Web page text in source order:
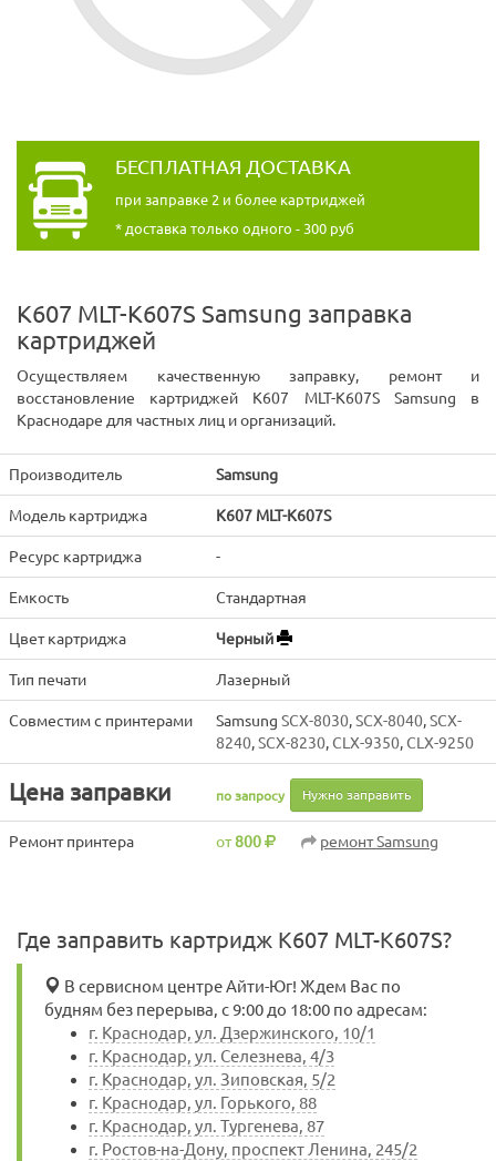
БЕСПЛАТНАЯ ДОСТАВКА
при заправке 2 и более картриджей
* доставка только одного - 300 руб
K607 MLT-K607S Samsung заправка
картриджей
Осуществляем качественную заправку, ремонт и
восстановление картриджей K607 MLT-K607S Samsung в
Краснодаре для частных лиц и организаций.
Производитель Samsung
Модель картриджа K607 MLT-K607S
Ресурс картриджа -
Емкость Стандартная
Цвет картриджа Черный
Тип печати Лазерный
Совместим с принтерами Samsung SCX-8030,SCX-8040,SCX-
8240,SCX-8230,CLX-9350,CLX-9250
Цена заправки по запросу Нужно заправить
Ремонт принтера от800 ремонт Samsung
Где заправить картридж K607 MLT-K607S?
В сервисном центре Айти-Юг! Ждем Вас по
будням без перерыва, с 9:00 до 18:00 по адресам:
г. Краснодар, ул. Дзержинского, 10/1
г. Краснодар, ул. Селезнева, 4/3
г. Краснодар, ул. Зиповская, 5/2
г. Краснодар, ул. Горького, 88
г. Краснодар, ул. Тургенева, 87
г. Ростов-на-Дону, проспект Ленина, 245/2